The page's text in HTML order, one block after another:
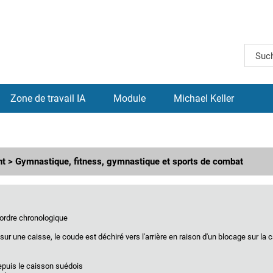
Zone de travail IA Module Michael Keller
> Gymnastique, fitness, gymnastique et sports de combat
chronologique
une caisse, le coude est déchiré vers l'arrière en raison d'un blocage sur la
le caisson suédois